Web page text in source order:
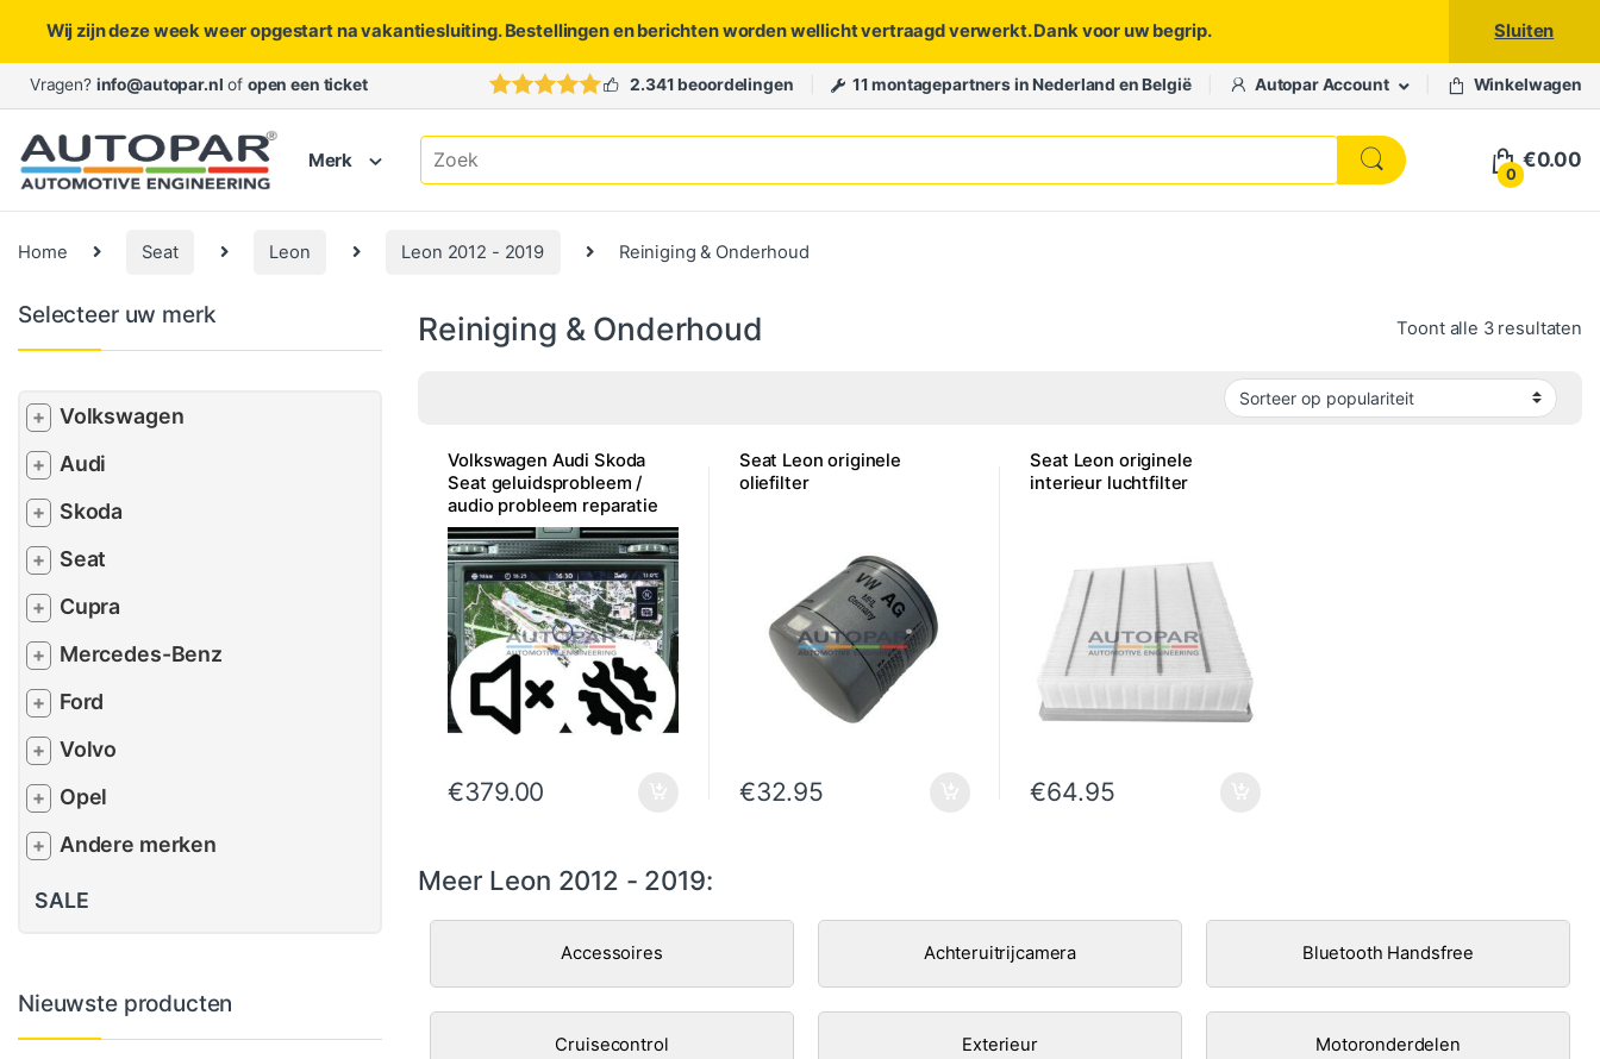
Wij zijn deze week weer opgestart na vakantiesluiting. Bestellingen en berichten worden wellicht vertraagd verwerkt. Dank voor uw begrip. Sluiten
Skip to navigation
Skip to content
Vragen? info@autopar.nl of open een ticket 2.341 beoordelingen 11 montagepartners in Nederland en België Autopar Account Winkelwagen
Merk
Search for:
0
€0.00
Home Seat Leon Leon 2012 - 2019 Reiniging & Onderhoud
Reiniging & Onderhoud Toont alle 3 resultaten
Volkswagen Audi Skoda
Seat geluidsprobleem /
audio probleem reparatie
radio
€379.00
Seat Leon originele
oliefilter
€32.95
Seat Leon originele
interieur luchtfilter
€64.95
Meer Leon 2012 - 2019:
Accessoires Achteruitrijcamera Bluetooth Handsfree
Cruisecontrol Exterieur Motoronderdelen
Selecteer uw merk
+ Volkswagen
+ Audi
+ Skoda
+ Seat
+ Cupra
+ Mercedes-Benz
+ Ford
+ Volvo
+ Opel
+ Andere merken
SALE
Nieuwste producten